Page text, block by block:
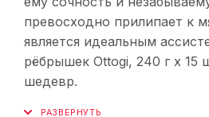
превосходно прилипает к
является идеальным
рёбрышек Ottogi, 240 г х
шедевр.